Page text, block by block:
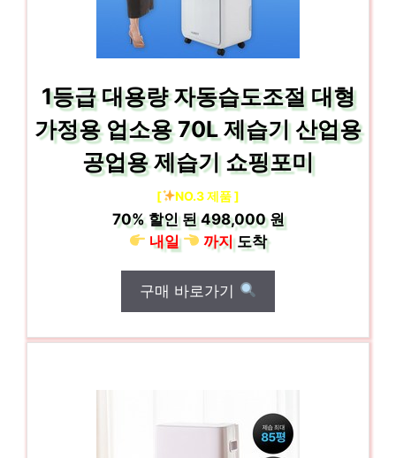
1등급 대용량 자동습도조절 대형
가정용 업소용 70L 제습기 산업용
공업용 제습기 쇼핑포미
[ NO.3 제품 ]
70%할인 된498,000 원
내일
까지도착
구매 바로가기